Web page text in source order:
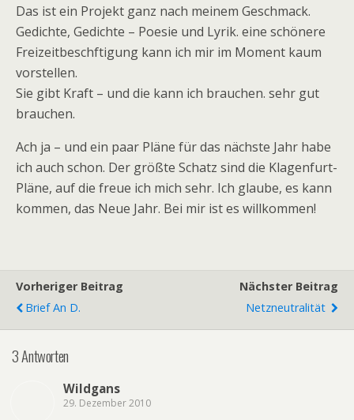
Das ist ein Projekt ganz nach meinem Geschmack.
Gedichte, Gedichte – Poesie und Lyrik. eine schönere
Freizeitbeschftigung kann ich mir im Moment kaum
vorstellen.
Sie gibt Kraft – und die kann ich brauchen. sehr gut
brauchen.
Ach ja – und ein paar Pläne für das nächste Jahr habe
ich auch schon. Der größte Schatz sind die Klagenfurt-
Pläne, auf die freue ich mich sehr. Ich glaube, es kann
kommen, das Neue Jahr. Bei mir ist es willkommen!
Vorheriger Beitrag
Brief An D.
Nächster Beitrag
Netzneutralität
3 Antworten
Wildgans
29. Dezember 2010